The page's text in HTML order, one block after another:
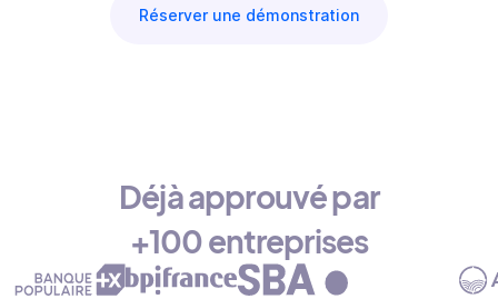
Réserver une démonstration
Déjà approuvé par
+100 entreprises